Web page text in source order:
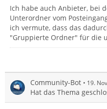
Ich habe auch Anbieter, bei
Unterordner vom
ich vermute, dass das
"Gruppierte Ordner" für die
Community-Bot 19.
Hat das Thema